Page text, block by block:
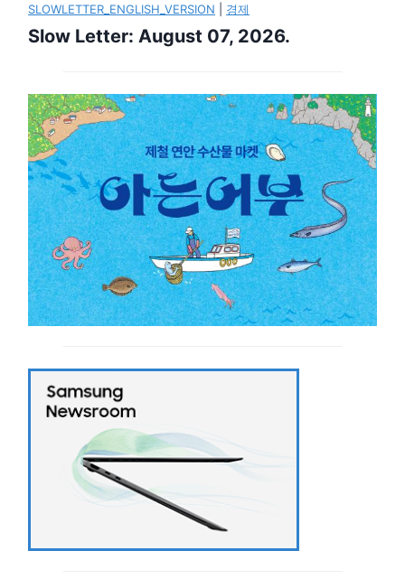
SLOWLETTER_ENGLISH_VERSION 경제
Slow Letter: August 07, 2026.